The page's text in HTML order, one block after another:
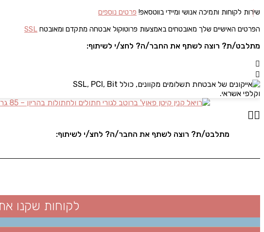
שירות לקוחות ותמיכה אנושי ומיידי בווטסאפ! פרטים נוספים
הפרטים האישיים שלך מאובטחים באמצעות פרוטוקול אבטחה מתקדם ומאובטח SSL
מתלבט/ת? רוצה לשתף את החבר/ה? לחצ/י לשיתוף:
מתלבט/ת? רוצה לשתף את החבר/ה? לחצ/י לשיתוף:
לקוחות שקנו